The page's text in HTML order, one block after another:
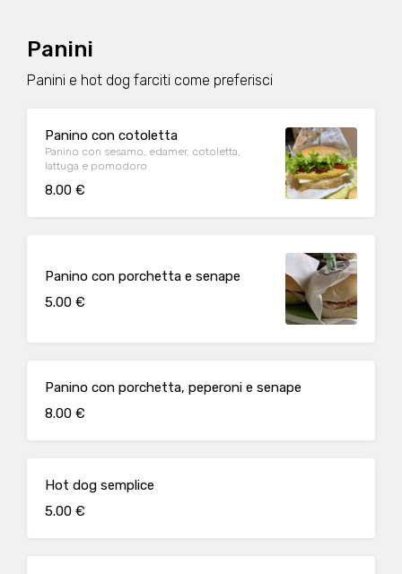
Panini
Panini e hot dog farciti come preferisci
Panino con cotoletta
Panino con sesamo, edamer, cotoletta,
lattuga e pomodoro
8.00 €
Panino con porchetta e senape
5.00 €
Panino con porchetta, peperoni e senape
8.00 €
Hot dog semplice
5.00 €